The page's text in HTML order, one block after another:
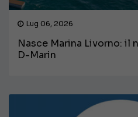
Lug 06, 2026
Nasce Marina Livorno: il
D-Marin